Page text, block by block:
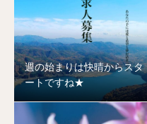
週の始まりは快晴からスタ
ートですね★